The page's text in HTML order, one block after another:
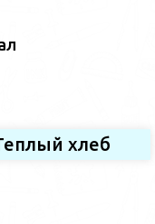
хлеб